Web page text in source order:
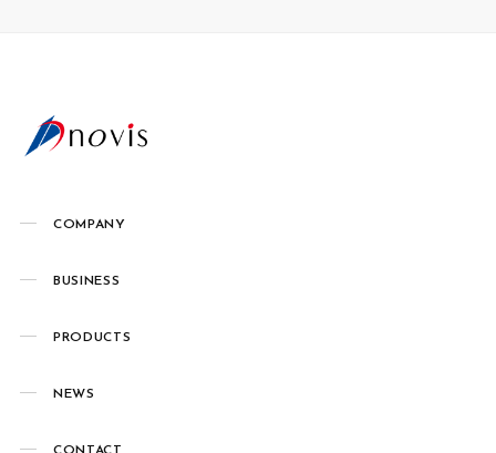
COMPANY
BUSINESS
PRODUCTS
NEWS